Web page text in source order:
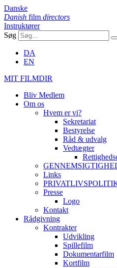
Danske
Danish film directors
Instruktører
Søg
DA
EN
MIT FILMDIR
Bliv Medlem
Om os
Hvem er vi?
Sekretariat
Bestyrelse
Råd & udvalg
Vedtægter
Links
Presse
Logo
Kontakt
Rådgivning
Kontrakter
Udvikling
Spillefilm
Dokumentarfilm
Kortfilm